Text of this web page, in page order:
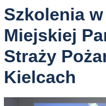
Szkolenia
Miejskiej
Straży
Kielcach